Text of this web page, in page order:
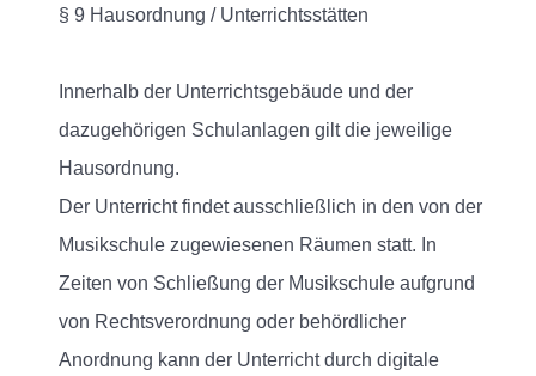
§ 9 Hausordnung / Unterrichtsstätten
Innerhalb der Unterrichtsgebäude und der
dazugehörigen Schulanlagen gilt die jeweilige
Hausordnung.
Der Unterricht findet ausschließlich in den von der
Musikschule zugewiesenen Räumen statt. In
Zeiten von Schließung der Musikschule aufgrund
von Rechtsverordnung oder behördlicher
Anordnung kann der Unterricht durch digitale